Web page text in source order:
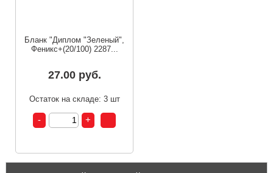
Бланк "Диплом "Зеленый",
Феникс+(20/100) 2287...
27.00 руб.
Остаток на складе: 3 шт